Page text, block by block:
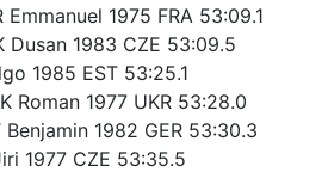
Emmanuel 1975 FRA 53:09.1
Dusan 1983 CZE 53:09.5
1985 EST 53:25.1
Roman 1977 UKR 53:28.0
Benjamin 1982 GER 53:30.3
1977 CZE 53:35.5